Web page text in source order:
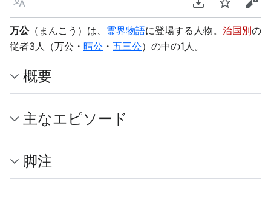
言語 PDFをダウンロ
ウォッチソ
万公（まんこう）は、 霊界物語に登場する人物。 治国別の
従者3人（万公・ 晴公 ・ 五三公）の中の1人。
概要
主なエピソード
脚注